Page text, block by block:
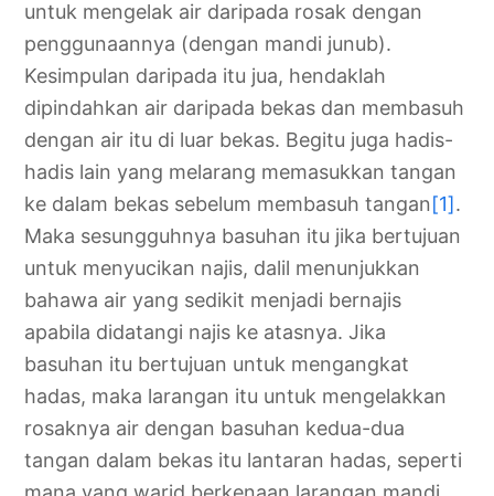
untuk mengelak air daripada rosak dengan
penggunaannya (dengan mandi junub).
Kesimpulan daripada itu jua, hendaklah
dipindahkan air daripada bekas dan membasuh
dengan air itu di luar bekas. Begitu juga hadis-
hadis lain yang melarang memasukkan tangan
ke dalam bekas sebelum membasuh tangan[1].
Maka sesungguhnya basuhan itu jika bertujuan
untuk menyucikan najis, dalil menunjukkan
bahawa air yang sedikit menjadi bernajis
apabila didatangi najis ke atasnya. Jika
basuhan itu bertujuan untuk mengangkat
hadas, maka larangan itu untuk mengelakkan
rosaknya air dengan basuhan kedua-dua
tangan dalam bekas itu lantaran hadas, seperti